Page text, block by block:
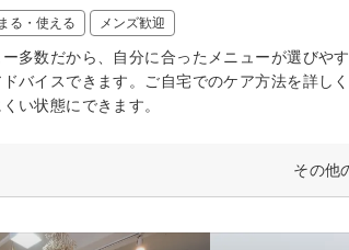
る・使える メンズ歓迎
多数だから、自分に合ったメニューが選びや
バイスできます。ご自宅でのケア方法を詳し
い状態にできます。
その他